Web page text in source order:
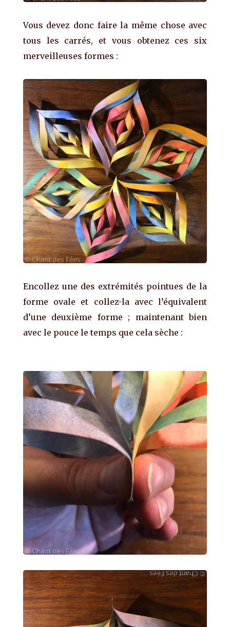
Vous devez donc faire la même chose avec
tous les carrés, et vous obtenez ces six
merveilleuses formes :
Encollez une des extrémités pointues de la
forme ovale et collez-la avec l’équivalent
d’une deuxième forme ; maintenant bien
avec le pouce le temps que cela sèche :